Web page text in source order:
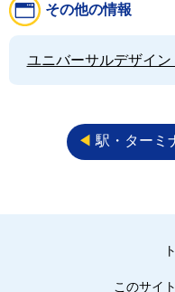
その他の情報
ユニバーサルデザイン
◀︎ 駅・ターミ
このサイ